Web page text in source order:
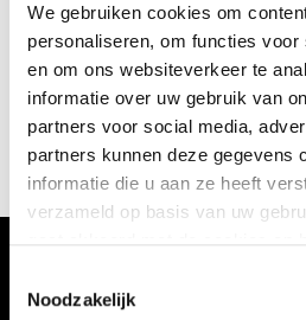
We gebruiken cookies om
personaliseren, om functies voor
en om ons websiteverkeer te
informatie over uw gebruik van
partners voor social media,
partners kunnen deze gegevens
informatie die u aan ze heeft
verzameld op basis van uw
Noodzakelijk
Vredenhof is met zijn erker boven de
van de meest herkenbare
buitenhuis is gelegen naast de
tegenover buitenplaats Uit den
Vredenhof is buiten de
veel veranderd in de loop van de
VERHALEN